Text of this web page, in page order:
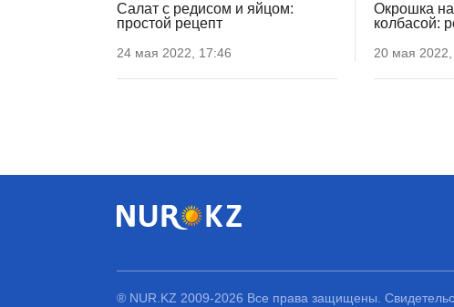
Салат с редисом и яйцом:
простой рецепт
24 мая 2022, 17:46
Окрошка
колбасой:
20 мая 2022,
® NUR.KZ 2009-2026 Все права защищены.